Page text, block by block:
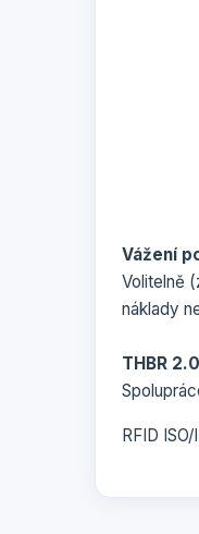
Vážení
Volitelně
náklady
THBR
RFID